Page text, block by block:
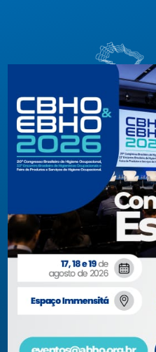
Criada em agosto de
com interesses
tendo sido constituída
higiene ocupacional e
ou coletivos dos
Acompanhe-nos em